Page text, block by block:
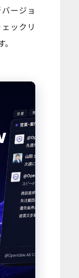
ージョ
ックリ